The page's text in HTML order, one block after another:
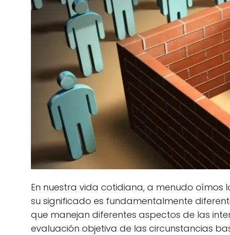
En nuestra vida cotidiana, a menudo oímos
su significado es fundamentalmente
que manejan diferentes aspectos de las
evaluación objetiva de las circunstancias